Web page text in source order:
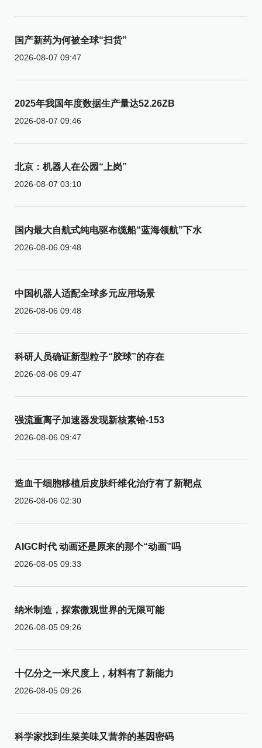
国产新药为何被全球“扫货”
2026-08-07 09:47
2025年我国年度数据生产量达52.26ZB
2026-08-07 09:46
北京：机器人在公园“上岗”
2026-08-07 03:10
国内最大自航式纯电驱布缆船“蓝海领航”下水
2026-08-06 09:48
中国机器人适配全球多元应用场景
2026-08-06 09:48
科研人员确证新型粒子“胶球”的存在
2026-08-06 09:47
强流重离子加速器发现新核素铪-153
2026-08-06 09:47
造血干细胞移植后皮肤纤维化治疗有了新靶点
2026-08-06 02:30
AIGC时代 动画还是原来的那个“动画”吗
2026-08-05 09:33
纳米制造，探索微观世界的无限可能
2026-08-05 09:26
十亿分之一米尺度上，材料有了新能力
2026-08-05 09:26
科学家找到生菜美味又营养的基因密码